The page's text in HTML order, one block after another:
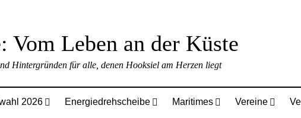
Hintergründen für alle, denen Hooksiel am Herzen liegt
2026 Energiedrehscheibe Maritimes Vereine